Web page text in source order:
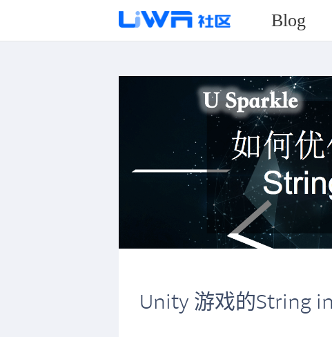
Blog
Unity 游戏的String